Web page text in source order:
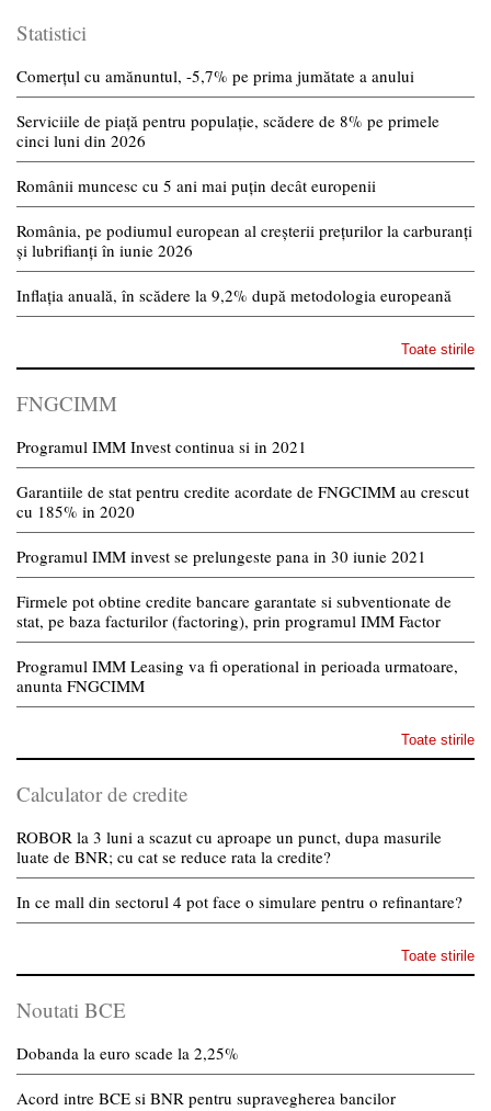
Statistici
Comerțul cu amănuntul, -5,7% pe prima jumătate a anului
Serviciile de piață pentru populație, scădere de 8% pe primele
cinci luni din 2026
Românii muncesc cu 5 ani mai puțin decât europenii
România, pe podiumul european al creșterii prețurilor la carburanți
și lubrifianți în iunie 2026
Inflația anuală, în scădere la 9,2% după metodologia europeană
Toate stirile
FNGCIMM
Programul IMM Invest continua si in 2021
Garantiile de stat pentru credite acordate de FNGCIMM au crescut
cu 185% in 2020
Programul IMM invest se prelungeste pana in 30 iunie 2021
Firmele pot obtine credite bancare garantate si subventionate de
stat, pe baza facturilor (factoring), prin programul IMM Factor
Programul IMM Leasing va fi operational in perioada urmatoare,
anunta FNGCIMM
Toate stirile
Calculator de credite
ROBOR la 3 luni a scazut cu aproape un punct, dupa masurile
luate de BNR; cu cat se reduce rata la credite?
In ce mall din sectorul 4 pot face o simulare pentru o refinantare?
Toate stirile
Noutati BCE
Dobanda la euro scade la 2,25%
Acord intre BCE si BNR pentru supravegherea bancilor